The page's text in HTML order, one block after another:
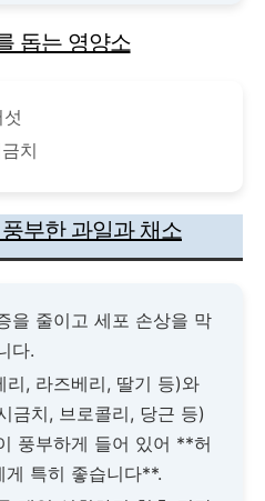
돕는 영양소
치
부한 과일과 채소
을 줄이고 세포 손상을 막
다.
, 라즈베리, 딸기 등)와
금치, 브로콜리, 당근 등)
풍부하게 들어 있어 **허
게 특히 좋습니다**.